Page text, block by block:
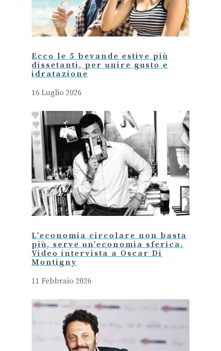
Ecco le 5 bevande estive più
dissetanti, per unire gusto e
idratazione
16 Luglio 2026
L’economia circolare non basta
più, serve un’economia sferica.
Video intervista a Oscar Di
Montigny
11 Febbraio 2026